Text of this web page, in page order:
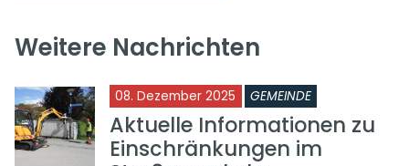
Weitere Nachrichten
08. Dezember 2025 GEMEINDE
Aktuelle Informationen zu
Einschränkungen im